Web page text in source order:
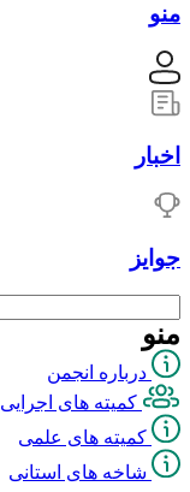
منو
اخبار
جوایز
منو
درباره انجمن
کمیته های اجرایی
کمیته های علمی
شاخه های استانی